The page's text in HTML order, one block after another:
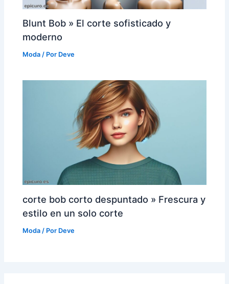
Blunt Bob » El corte sofisticado y
moderno
Moda / Por Deve
corte bob corto despuntado » Frescura y
estilo en un solo corte
Moda / Por Deve